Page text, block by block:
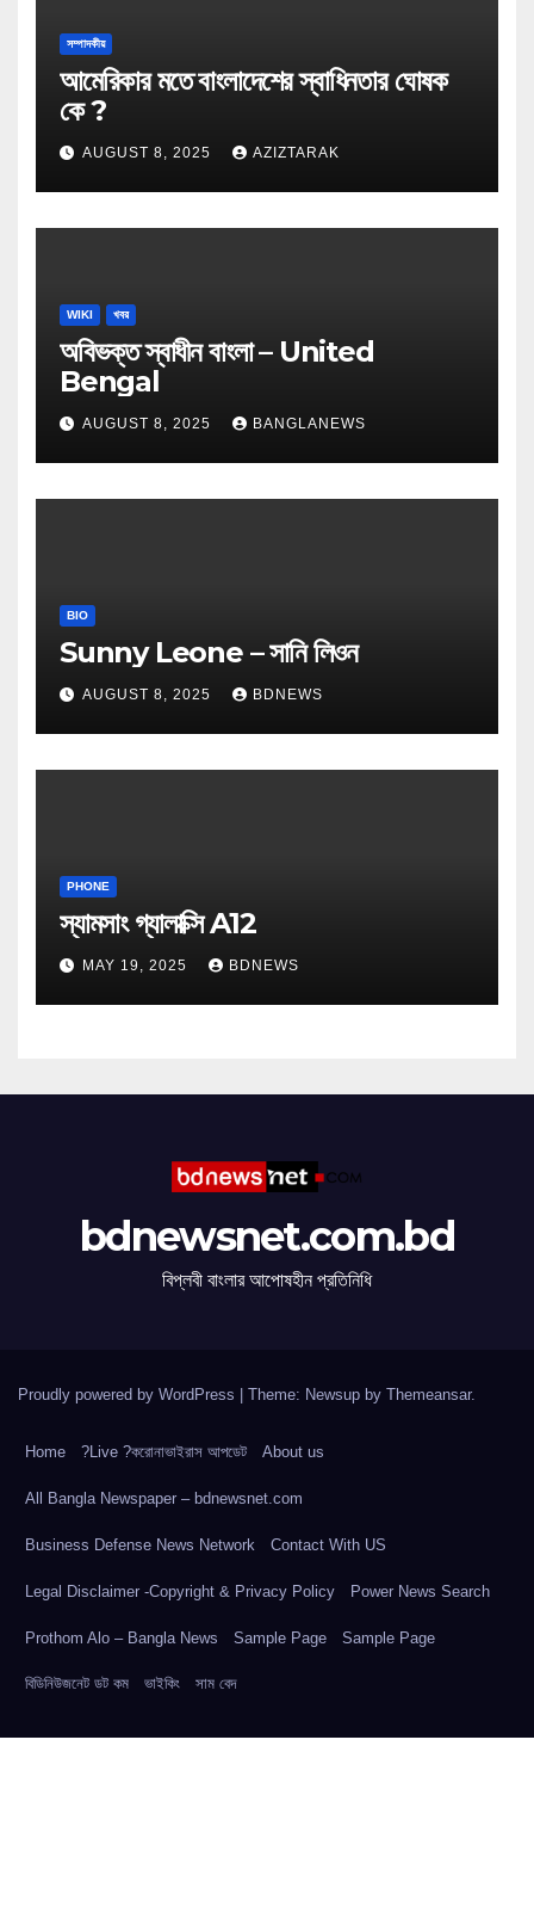
সম্পাদকীয়
আমেরিকার মতে বাংলাদেশের স্বাধিনতার ঘোষক
কে ?
AUGUST 8, 2025 AZIZTARAK
WIKI খবর
অবিভক্ত স্বাধীন বাংলা – United
Bengal
AUGUST 8, 2025 BANGLANEWS
BIO
Sunny Leone – সানি লিওন
AUGUST 8, 2025 BDNEWS
PHONE
স্যামসাং গ্যালাক্সি A12
MAY 19, 2025 BDNEWS
bdnewsnet.com.bd
বিপ্লবী বাংলার আপোষহীন প্রতিনিধি
Proudly powered by WordPress Theme: Newsup by Themeansar.
Home ?Live ?করোনাভাইরাস আপডেট About us
All Bangla Newspaper – bdnewsnet.com
Business Defense News Network Contact With US
Legal Disclaimer -Copyright & Privacy Policy Power News Search
Prothom Alo – Bangla News Sample Page Sample Page
বিডিনিউজনেট ডট কম ভাইকিং সাম বেদ